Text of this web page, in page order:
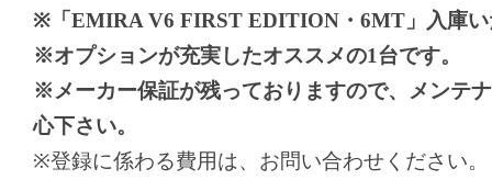
※「EMIRA V6 FIRST EDITION・6MT」入庫い
※オプションが充実したオススメの1台です。
※メーカー保証が残っておりますので、メンテ
心下さい。
※登録に係わる費用は、お問い合わせください。